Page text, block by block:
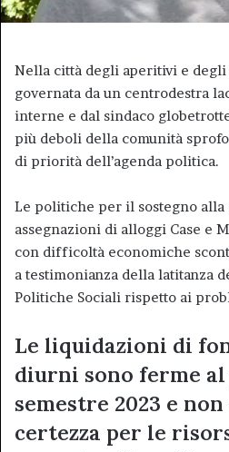
Nella città degli aperitivi e degli
governata da un centrodestra
interne e dal sindaco
più deboli della comunità
di priorità dell’agenda politica.
Le politiche per il sostegno alla
assegnazioni di alloggi Case e
con difficoltà economiche
a testimonianza della latitanza
Politiche Sociali rispetto ai
Le liquidazioni di
diurni sono ferme
semestre 2023 e
certezza per le